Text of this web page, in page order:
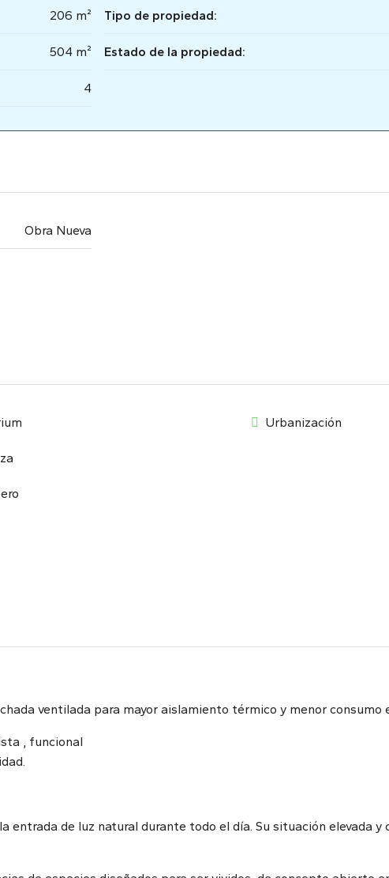
206 m²
504 m²
4
Tipo de propiedad:
Estado de la propiedad:
Obra Nueva
Urbanización
ventilada para mayor aislamiento térmico y menor consumo
, funcional
de luz natural durante todo el día. Su situación elevada y